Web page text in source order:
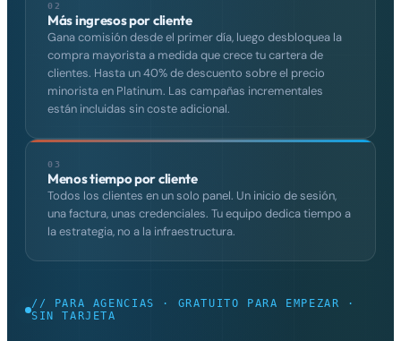
Iniciar sesión
Comenzar→
// PARA AGENCIAS · GRATUITO PARA EMPEZAR ·
SIN TARJETA
02
Más ingresos por cliente
Gana comisión desde el primer día, luego desbloquea la
compra mayorista a medida que crece tu cartera de
clientes. Hasta un 40% de descuento sobre el precio
minorista en Platinum. Las campañas incrementales
están incluidas sin coste adicional.
03
Menos tiempo por cliente
Todos los clientes en un solo panel. Un inicio de sesión,
una factura, unas credenciales. Tu equipo dedica tiempo a
la estrategia, no a la infraestructura.